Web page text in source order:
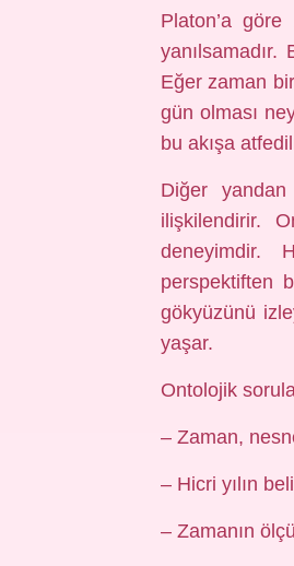
Platon’a göre
Eğer zaman
gün olması
bu akışa
Diğer
ilişkilendirir.
deneyimdir.
perspektiften
gökyüzünü
yaşar.
Ontolojik
– Zaman,
– Hicri yılın
– Zamanın